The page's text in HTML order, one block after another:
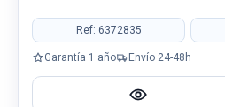
Ref: 6372835
Garantía 1 año Envío 24-48h